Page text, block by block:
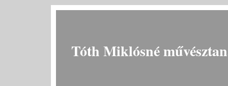
Tóth Miklósné